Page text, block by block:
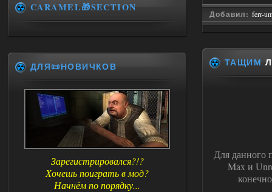
Добавил: ferr-
ТАЩИМ
Для данного
Max и
CARAMEL🎁SECTION
ДЛЯ📜НОВИЧКОВ
Зарегистрировался?!?
Хочешь поиграть в мод?
Начнём по порядку...